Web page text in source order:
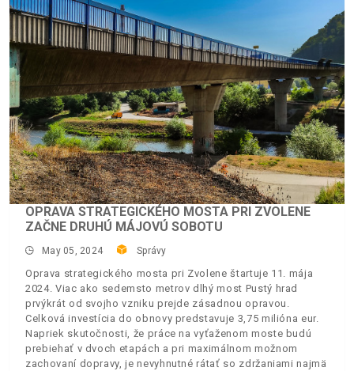
OPRAVA STRATEGICKÉHO MOSTA PRI ZVOLENE
ZAČNE DRUHÚ MÁJOVÚ SOBOTU
May 05, 2024 Správy
Oprava strategického mosta pri Zvolene štartuje 11. mája
2024. Viac ako sedemsto metrov dlhý most Pustý hrad
prvýkrát od svojho vzniku prejde zásadnou opravou.
Celková investícia do obnovy predstavuje 3,75 milióna eur.
Napriek skutočnosti, že práce na vyťaženom moste budú
prebiehať v dvoch etapách a pri maximálnom možnom
zachovaní dopravy, je nevyhnutné rátať so zdržaniami najmä